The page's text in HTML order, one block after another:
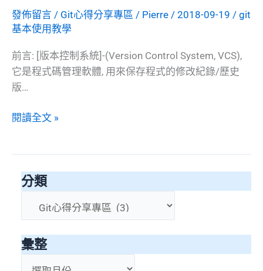
發佈留言 / Git心得分享專區 / Pierre / 2018-09-19 / git
基本使用教學
前言: [版本控制系統]-(Version Control System, VCS),
它是程式碼管理軟體, 用來保存程式的修改紀錄/歷史
版…
[Git]
閱讀全文 »
分類
類
彙整